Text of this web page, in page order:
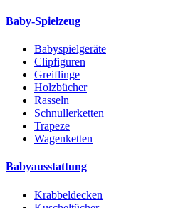
Baby-Spielzeug
Babyspielgeräte
Clipfiguren
Greiflinge
Holzbücher
Rasseln
Schnullerketten
Trapeze
Wagenketten
Babyausstattung
Krabbeldecken